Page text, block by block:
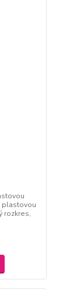
plastovou
rozkres,